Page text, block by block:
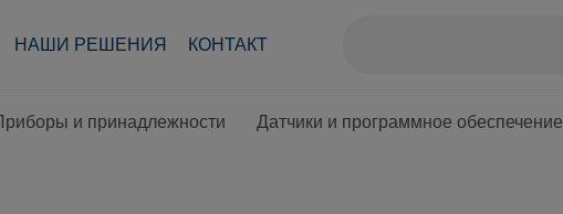
НАШИ РЕШЕНИЯ КОНТАКТ
и принадлежности Датчики и программное обеспечение